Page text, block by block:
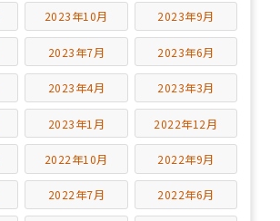
2023年10月 2023年9月
2023年7月 2023年6月
2023年4月 2023年3月
2023年1月 2022年12月
2022年10月 2022年9月
2022年7月 2022年6月